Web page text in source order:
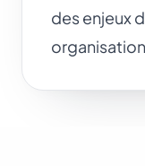
des enjeux